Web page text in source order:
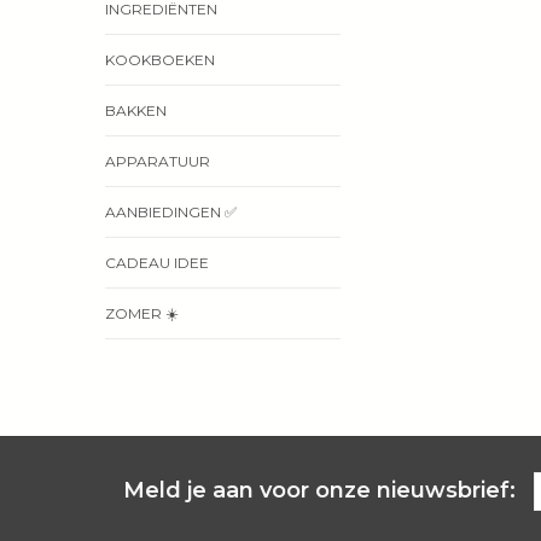
INGREDIËNTEN
KOOKBOEKEN
BAKKEN
APPARATUUR
AANBIEDINGEN ✅
CADEAU IDEE
ZOMER ☀️
Meld je aan voor onze nieuwsbrief: